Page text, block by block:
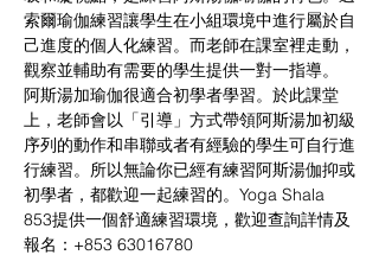
索爾瑜伽練習讓學生在小組環境中進行屬於自
己進度的個人化練習。而老師在課室裡走動，
觀察並輔助有需要的學生提供一對一指導。
阿斯湯加瑜伽很適合初學者學習。於此課堂
上，老師會以「引導」方式帶領阿斯湯加初級
序列的動作和串聯或者有經驗的學生可自行進
行練習。所以無論你已經有練習阿斯湯伽抑或
初學者，都歡迎一起練習的。Yoga Shala
853提供一個舒適練習環境，歡迎查詢詳情及
報名：+853 63016780